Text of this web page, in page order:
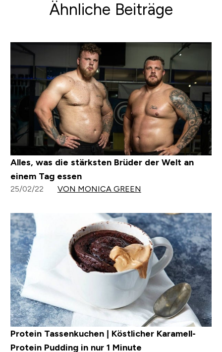
Ähnliche Beiträge
Alles, was die stärksten Brüder der Welt an
einem Tag essen
25/02/22 VON MONICA GREEN
Protein Tassenkuchen | Köstlicher Karamell-
Protein Pudding in nur 1 Minute